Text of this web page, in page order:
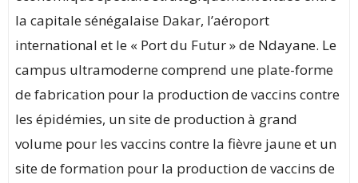
la capitale sénégalaise Dakar, l’aéroport
international et le « Port du Futur » de Ndayane. Le
campus ultramoderne comprend une plate-forme
de fabrication pour la production de vaccins contre
les épidémies, un site de production à grand
volume pour les vaccins contre la fièvre jaune et un
site de formation pour la production de vaccins de